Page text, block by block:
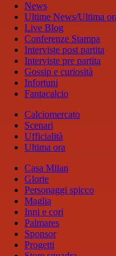
News
Ultime News/Ultima
Live Blog
Conferenze Stampa
Interviste post partita
Interviste pre partita
Gossip e curiosità
Infortuni
Fantacalcio
Calciomercato
Scenari
Ufficialità
Ultima ora
Casa Milan
Glorie
Personaggi spicco
Maglia
Inni e cori
Palmares
Sponsor
Progetti